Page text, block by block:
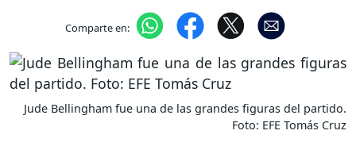
Comparte en:
Jude Bellingham fue una de las grandes figuras del partido.
Foto: EFE Tomás Cruz